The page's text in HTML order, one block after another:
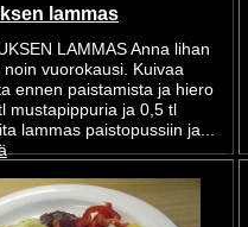
lammas
LAMMAS Anna lihan
noin vuorokausi. Kuivaa
ennen paistamista ja hiero
mustapippuria ja 0,5 tl
lammas paistopussiin ja...